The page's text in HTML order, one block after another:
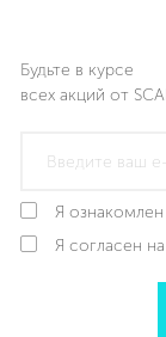
Будьте в курсе
всех акций от
Я
Я согласен